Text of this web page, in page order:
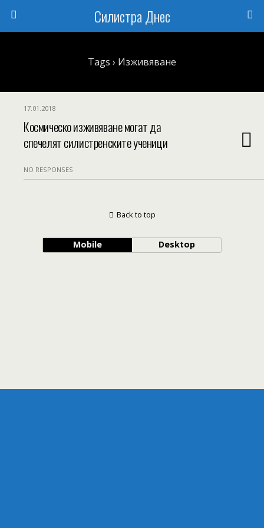
Силистра Днес
Tags › Изживяване
17.01.2018
Космическо изживяване могат да
спечелят силистренските ученици
NO RESPONSES
Back to top
Mobile Desktop